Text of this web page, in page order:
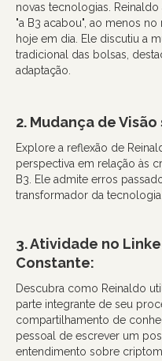
novas tecnologias.
"a B3 acabou", ao menos
hoje em dia. Ele discutiu a
tradicional das bolsas,
adaptação.
2. Mudança de
Explore a reflexão de
perspectiva em relação às
B3. Ele admite erros
transformador da tecnologia
3. Atividade no
Constante:
Descubra como Reinaldo
parte integrante de seu
compartilhamento de
pessoal de escrever um
entendimento sobre